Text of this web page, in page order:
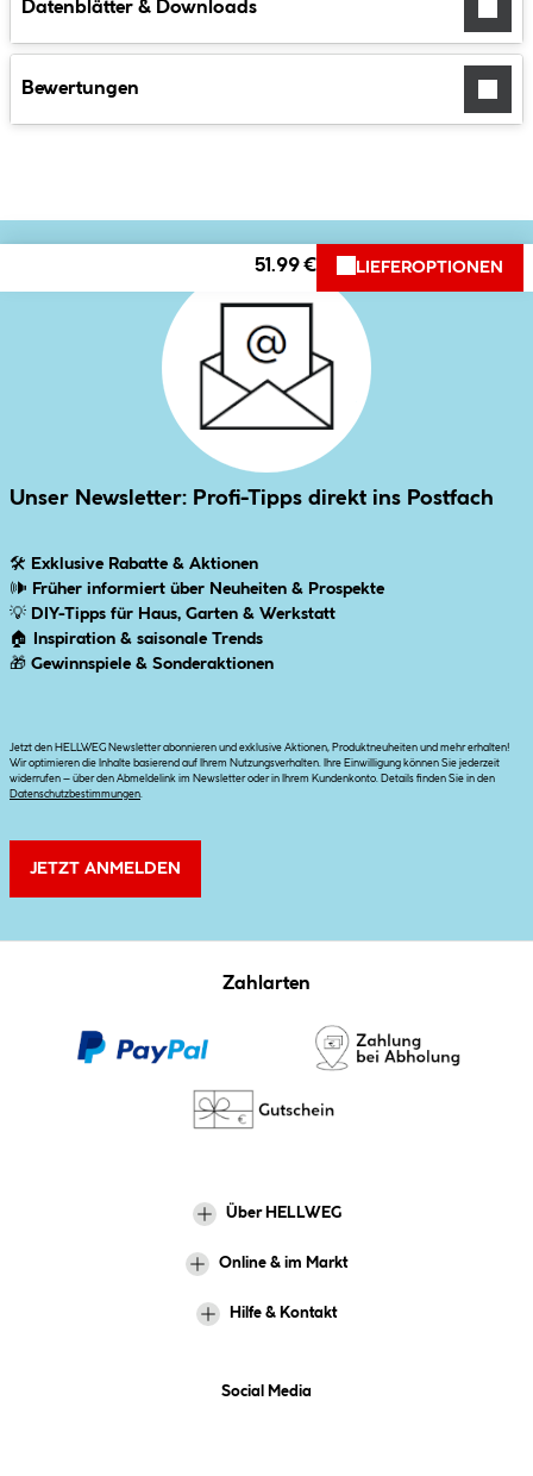
Datenblätter & Downloads
Bewertungen
51.99 € LIEFEROPTIONEN
Unser Newsletter: Profi-Tipps direkt ins Postfach
🛠 Exklusive Rabatte & Aktionen
🕪 Früher informiert über Neuheiten & Prospekte
💡 DIY-Tipps für Haus, Garten & Werkstatt
🏠
Inspiration & saisonale Trends
🎁 Gewinnspiele & Sonderaktionen
Jetzt den HELLWEG Newsletter abonnieren und exklusive Aktionen, Produktneuheiten und mehr erhalten!
Wir optimieren die Inhalte basierend auf Ihrem Nutzungsverhalten. Ihre Einwilligung können Sie jederzeit
widerrufen – über den Abmeldelink im Newsletter oder in Ihrem Kundenkonto. Details finden Sie in den
Datenschutzbestimmungen
JETZT ANMELDEN
Zahlarten
Über HELLWEG
Online & im Markt
Hilfe & Kontakt
Social Media